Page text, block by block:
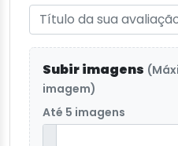
Subir imagens
imagem)
Até 5 imagens